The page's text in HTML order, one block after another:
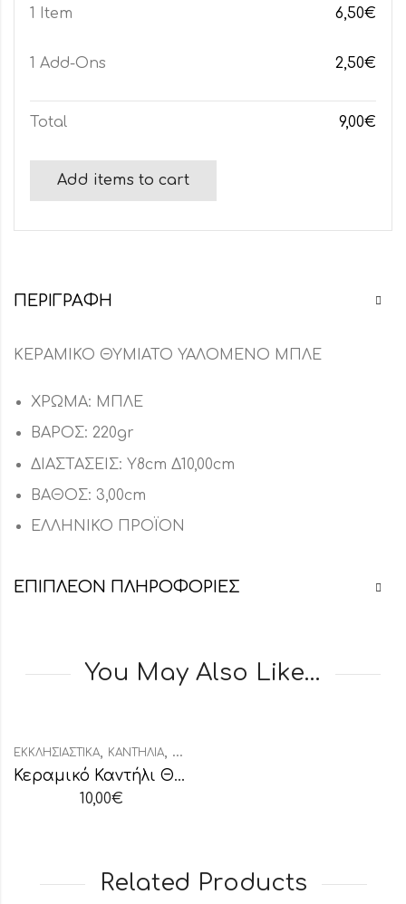
1 Item 6,50€
1 Add-Ons 2,50€
Total 9,00€
Add items to cart
ΠΕΡΙΓΡΑΦΉ
ΚΕΡΑΜΙΚΟ ΘΥΜΙΑΤΟ ΥΑΛΟΜΕΝΟ ΜΠΛΕ
ΧΡΩΜΑ: ΜΠΛΕ
ΒΑΡΟΣ: 220gr
ΔΙΑΣΤΑΣΕΙΣ: Υ8cm Δ10,00cm
ΒΑΘΟΣ: 3,00cm
ΕΛΛΗΝΙΚΟ ΠΡΟΪΟΝ
ΕΠΙΠΛΈΟΝ ΠΛΗΡΟΦΟΡΊΕΣ
You May Also Like…
ΕΚΚΛΗΣΙΑΣΤΙΚΆ, ΚΑΝΤΉΛΙΑ, ΚΑΝΤΉΛΙΑ ΚΕΡΑΜΙΚΆ
Κεραμικό Καντήλι Θεομήτωρ Υαλομένο Μπλε
10,00€
Related Products